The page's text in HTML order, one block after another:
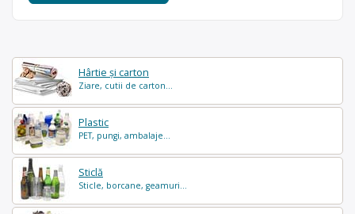
Hârtie și carton
Ziare, cutii de carton...
Plastic
PET, pungi, ambalaje...
Sticlă
Sticle, borcane, geamuri...